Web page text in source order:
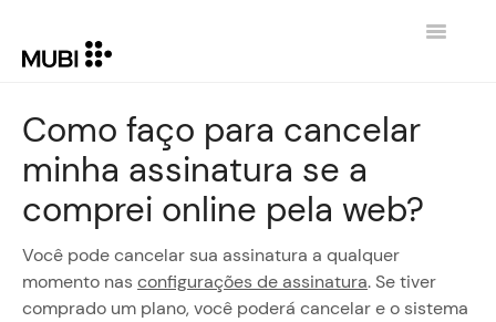
Toggle
CONTATO
VOLTAR PARA MUBI.COM
Como faço para cancelar
minha assinatura se a
comprei online pela web?
Você pode cancelar sua assinatura a qualquer
momento nasconfigurações de assinatura. Se tiver
comprado um plano, você poderá cancelar e o sistema